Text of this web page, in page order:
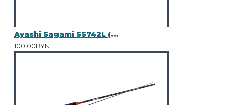
Ayashi Sagami SS742L (2.26m 7-21g)
100.00BYN